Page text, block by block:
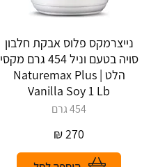
נייצרמקס פלוס אבקת חלבון
סויה בטעם וניל 454 גרם מקסי
הלט | Naturemax Plus
Vanilla Soy 1 Lb
454 גרם
270
₪